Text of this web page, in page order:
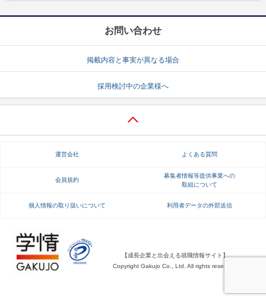
お問い合わせ
掲載内容と事実が異なる場合
採用検討中の企業様へ
運営会社 よくある質問
会員規約
募集者情報等提供事業への
取組について
個人情報の取り扱いについて 利用者データの外部送信
【成長企業と出会える就職情報サイト】
Copyright Gakujo Co., Ltd. All rights reserved.